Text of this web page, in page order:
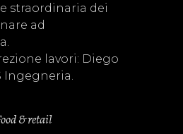
straordinaria dei
ad
lavori: Diego
Ingegneria.
& retail